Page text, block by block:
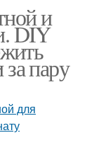
и
DIY
пару